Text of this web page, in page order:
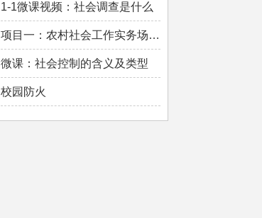
1-1微课视频：社会调查是什么
项目一：农村社会工作实务场域 (讲义)
微课：社会控制的含义及类型
校园防火